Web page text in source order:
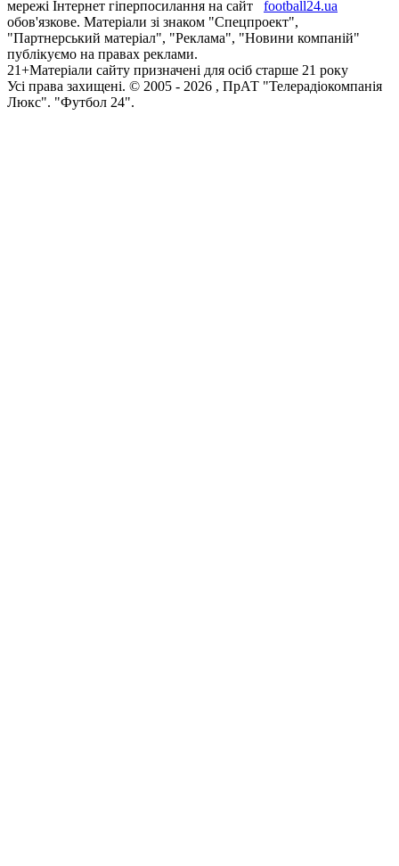
мережі Інтернет гіперпосилання на сайт
football24.ua
обов'язкове. Матеріали зі знаком "Спецпроект",
"Партнерський матеріал", "Реклама", "Новини компаній"
публікуємо на правах реклами.
21+Матеріали сайту призначені для осіб старше 21 року
Усi права захищенi. © 2005 - 2026 , ПрАТ "Телерадіокомпанія
Люкс". "Футбол 24".